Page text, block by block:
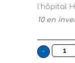
l’hôpital
10 en